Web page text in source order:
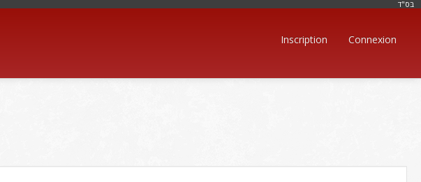
בּס"ד
Inscription Connexion